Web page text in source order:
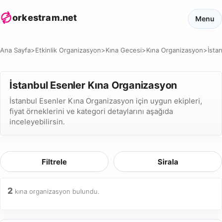
orkestram.net Menu
Ana Sayfa>Etkinlik Organizasyon>Kına Gecesi>Kına Organizasyon>
İstanbul Esenler Kına Organizasyon
İstanbul Esenler Kına Organizasyon için uygun ekipleri,
fiyat örneklerini ve kategori detaylarını aşağıda
inceleyebilirsin.
Filtrele Sirala
2 kına organizasyon bulundu.